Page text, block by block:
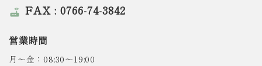
router FAX : 0766-74-3842
営業時間
月～金：08:30～19:00